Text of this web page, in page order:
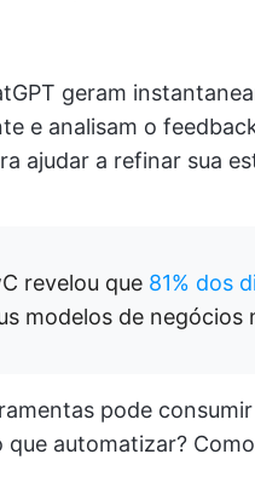
geram
e analisam o
ajudar a refinar sua
revelou que 81% dos
modelos de negócios
pode
automatizar?